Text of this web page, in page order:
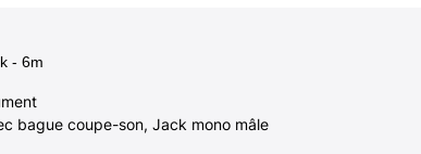
- 6m
bague coupe-son, Jack mono mâle